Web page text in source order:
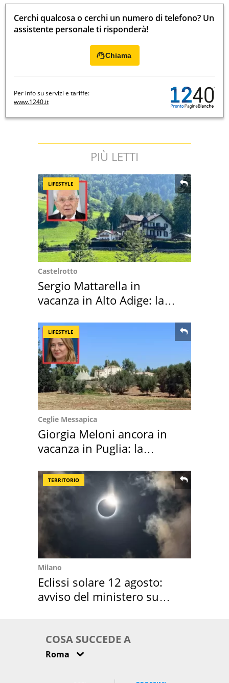
Cerchi qualcosa o cerchi un numero di telefono? Un
assistente personale ti risponderà!
Chiama
Per info su servizi e tariffe:
www.1240.it
PIÙ LETTI
LIFESTYLE
Castelrotto
Sergio Mattarella in
vacanza in Alto Adige: la
LIFESTYLE
Ceglie Messapica
Giorgia Meloni ancora in
vacanza in Puglia: la
TERRITORIO
Milano
Eclissi solare 12 agosto:
avviso del ministero su